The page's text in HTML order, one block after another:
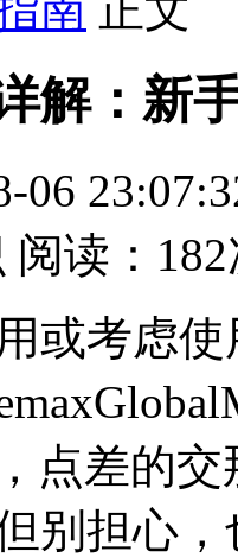
解：新
06
阅读：
或考虑使
点差的
别担心